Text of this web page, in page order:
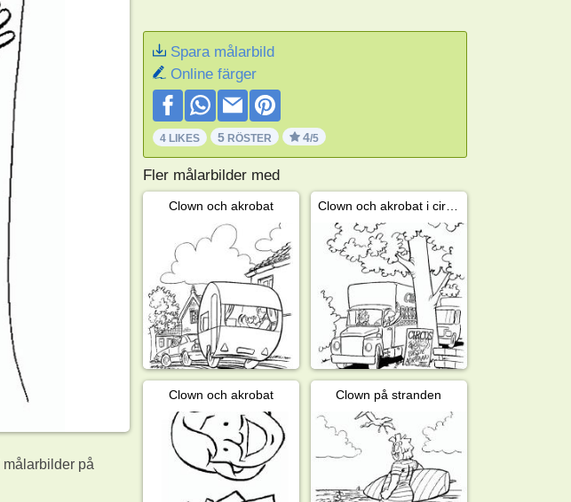
målarbilder på
Spara målarbild
Online färger
4 LIKES 5RÖSTER 4/5
Fler målarbilder med
Clown och akrobat Clown och akrobat i cirkusen
Clown och akrobat Clown på stranden